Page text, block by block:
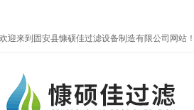
欢迎来到固安县慷硕佳过滤设备制造有限公司网站！